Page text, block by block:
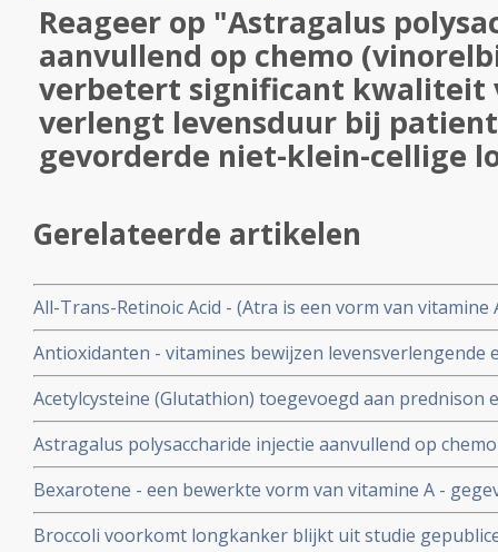
Reageer op "Astragalus
aanvullend op chemo
verbetert significant kwaliteit
verlengt levensduur bij
gevorderde niet-klein-cellige
Gerelateerde artikelen
All-Trans-Retinoic Acid - (Atra is een vorm van vitamine
niet-klein-cellige longkanker zorgt voor significant
gerandomiseerde fase II studie.
Antioxidanten - vitamines bewijzen levensverlengende
levensduur van 2 jaar naar 4,3 jaar - bij niet-klein-
aanzienlijk kwaliteit van leven
Acetylcysteine (Glutathion) toegevoegd aan
significant beter effect bij idiopathische longfibrose en
leven blijkt uit dubbelblinde ge
Astragalus polysaccharide injectie aanvullend op
verbetert significant kwaliteit van leven en verlengt
gevorderde niet-klein-cellige longkanker
Bexarotene - een bewerkte vorm van vitamine A -
geeft betere kwaliteit van leven en betere overleving
uitzaaiïngen in de longen.
Broccoli voorkomt longkanker blijkt uit studie